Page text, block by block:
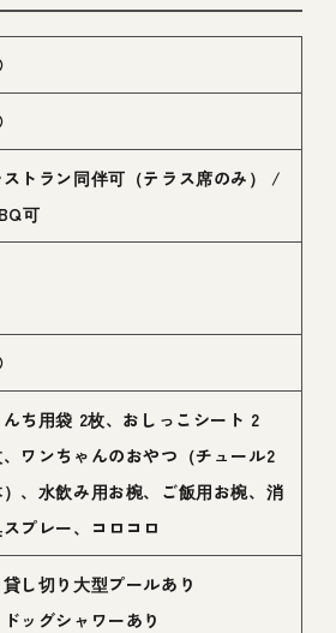
ストラン同伴可（テラス席のみ） /
可
んち用袋 2枚、おしっこシート 2
ワンちゃんのおやつ（チュール2
、水飲み用お椀、ご飯用お椀、消
プレー、コロコロ
貸し切り大型プールあり
ドッグシャワーあり